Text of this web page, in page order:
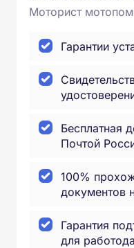
Моторист
Гарантии
Бесплатная
Почтой
100%
документов
Гарантия
для